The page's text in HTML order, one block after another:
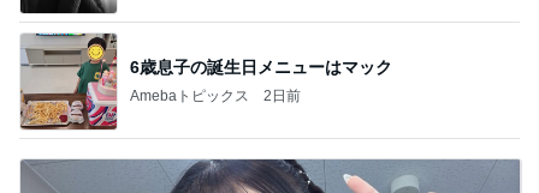
6歳息子の誕生日メニューはマック
Amebaトピックス 2日前